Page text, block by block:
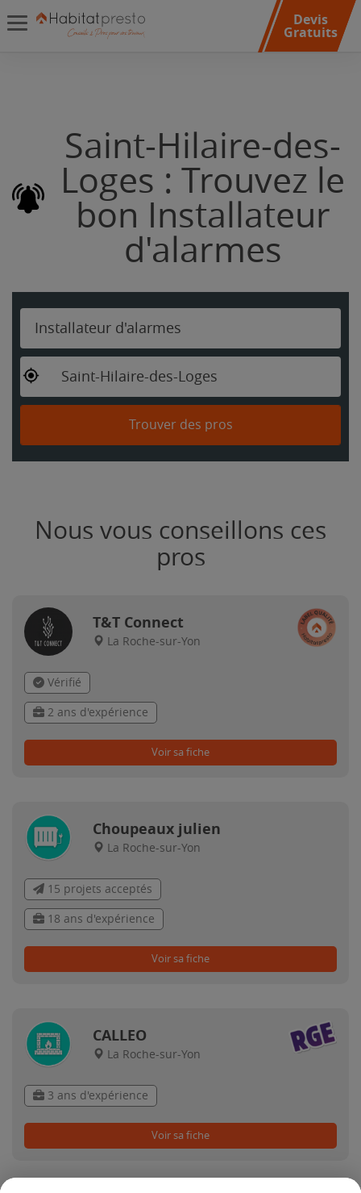
Devis
Gratuits
Saint-Hilaire-des-
Loges : Trouvez le
bon Installateur
d'alarmes
Installateur d'alarmes
Saint-Hilaire-des-Loges
Trouver des pros
Nous vous conseillons ces
pros
T&T Connect
La Roche-sur-Yon
Vérifié
2 ans d'expérience
Voir sa fiche
Choupeaux julien
La Roche-sur-Yon
15 projets acceptés
18 ans d'expérience
Voir sa fiche
CALLEO
La Roche-sur-Yon
3 ans d'expérience
Voir sa fiche